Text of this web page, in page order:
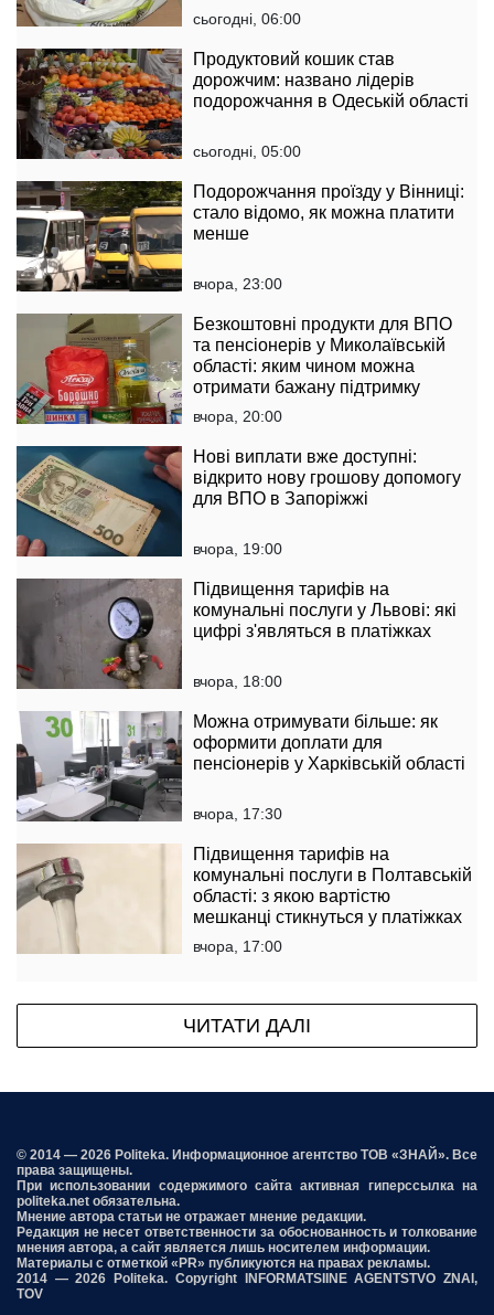
сьогодні, 06:00
Продуктовий кошик став
дорожчим: названо лідерів
подорожчання в Одеській області
сьогодні, 05:00
Подорожчання проїзду у Вінниці:
стало відомо, як можна платити
менше
вчора, 23:00
Безкоштовні продукти для ВПО
та пенсіонерів у Миколаївській
області: яким чином можна
отримати бажану підтримку
вчора, 20:00
Нові виплати вже доступні:
відкрито нову грошову допомогу
для ВПО в Запоріжжі
вчора, 19:00
Підвищення тарифів на
комунальні послуги у Львові: які
цифрі з'являться в платіжках
вчора, 18:00
Можна отримувати більше: як
оформити доплати для
пенсіонерів у Харківській області
вчора, 17:30
Підвищення тарифів на
комунальні послуги в Полтавській
області: з якою вартістю
мешканці стикнуться у платіжках
вчора, 17:00
ЧИТАТИ ДАЛІ
© 2014 — 2026 Politeka. Информационное агентство ТОВ «ЗНАЙ». Все
права защищены.
При использовании содержимого сайта активная гиперссылка на
politeka.net обязательна.
Мнение автора статьи не отражает мнение редакции.
Редакция не несет ответственности за обоснованность и толкование
мнения автора, а сайт является лишь носителем информации.
Материалы с отметкой «PR» публикуются на правах рекламы.
2014 — 2026 Politeka. Copyright INFORMATSIINE AGENTSTVO ZNAI,
TOV